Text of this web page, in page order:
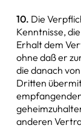
10. Die
Kenntnisse,
Erhalt dem
ohne daß er
die danach
Dritten
anderen